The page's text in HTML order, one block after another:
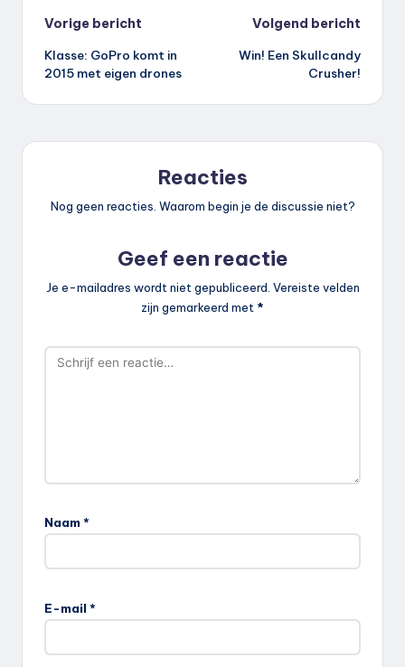
Bericht
navigatie
Vorige bericht
Klasse: GoPro komt in
2015 met eigen drones
Volgend bericht
Win! Een Skullcandy
Crusher!
Reacties
Nog geen reacties. Waarom begin je de discussie niet?
Geef een reactie
Je e-mailadres wordt niet gepubliceerd. Vereiste velden
zijn gemarkeerd met *
Naam *
E-mail *